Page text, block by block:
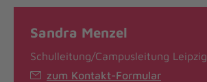
Sandra Menzel
Schulleitung/Campusleitung Leipzig
zum Kontakt-Formular